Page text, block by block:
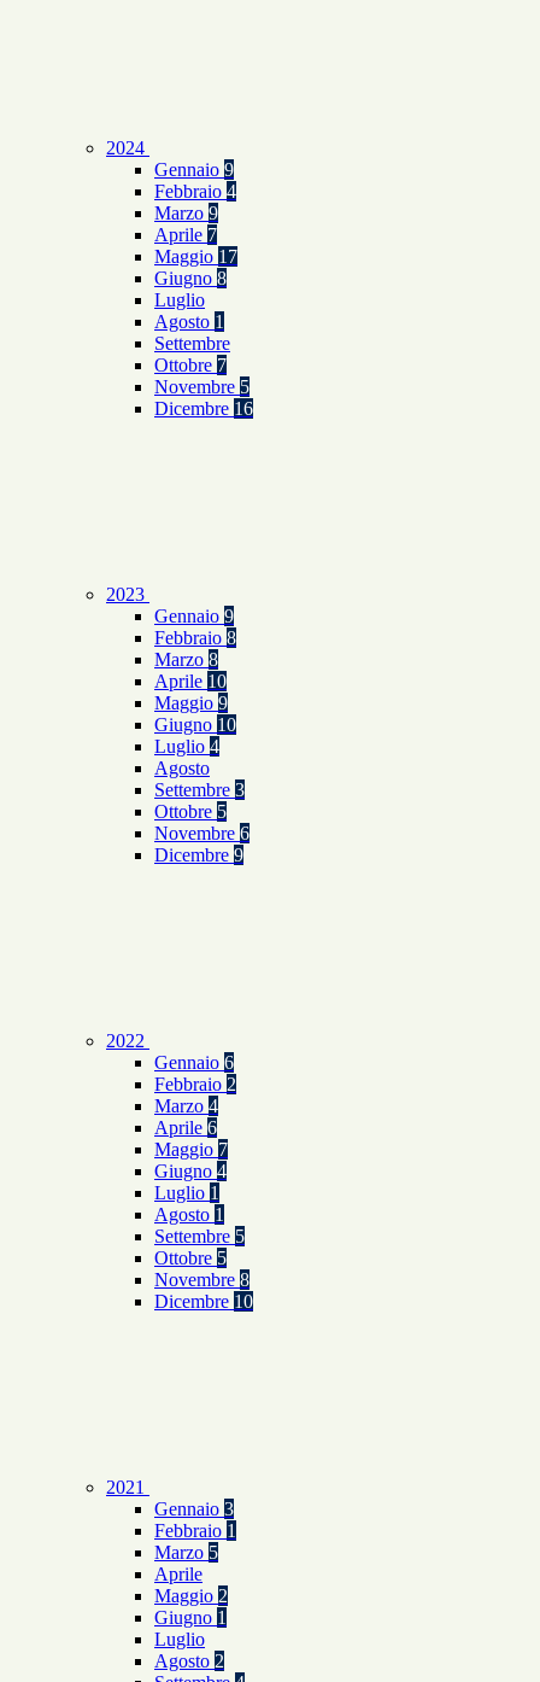
2024
Gennaio 9
Febbraio 4
Marzo 9
Aprile 7
Maggio 17
Giugno 8
Luglio
Agosto 1
Settembre
Ottobre 7
Novembre 5
Dicembre 16
2023
Gennaio 9
Febbraio 8
Marzo 8
Aprile 10
Maggio 9
Giugno 10
Luglio 4
Agosto
Settembre 3
Ottobre 5
Novembre 6
Dicembre 9
2022
Gennaio 6
Febbraio 2
Marzo 4
Aprile 6
Maggio 7
Giugno 4
Luglio 1
Agosto 1
Settembre 5
Ottobre 5
Novembre 8
Dicembre 10
2021
Gennaio 3
Febbraio 1
Marzo 5
Aprile
Maggio 2
Giugno 1
Luglio
Agosto 2